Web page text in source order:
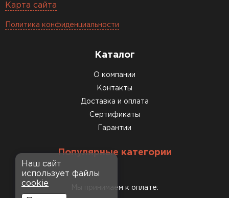
Карта сайта
Политика конфиденциальности
Каталог
О компании
Контакты
Доставка и оплата
Сертификаты
Гарантии
Популярные категории
Мы принимаем к оплате:
Наш сайт
использует файлы
cookie